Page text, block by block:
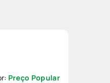
Preço Popular